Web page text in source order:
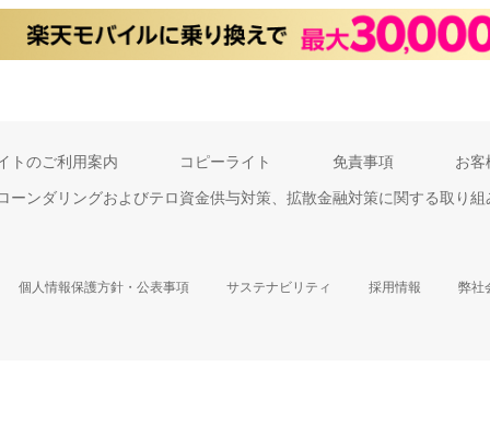
トのご利用案内 コピーライト 免責事項 お客
ーンダリングおよびテロ資金供与対策、拡散金融対策に関する取り組
個人情報保護方針・公表事項 サステナビリティ 採用情報 弊社